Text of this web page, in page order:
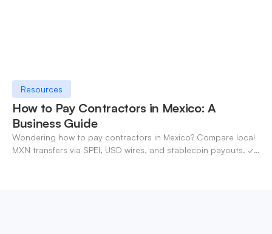
Resources
How to Pay Contractors in Mexico: A
Business Guide
Wondering how to pay contractors in Mexico? Compare local
MXN transfers via SPEI, USD wires, and stablecoin payouts. ✓